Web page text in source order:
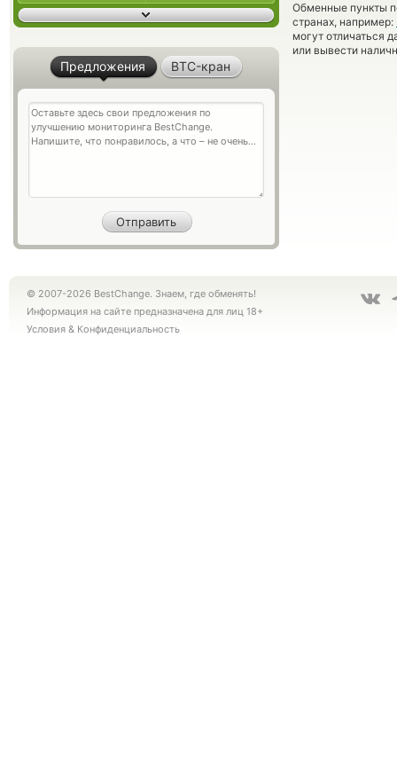
Обменные пункты
странах, например:
могут отличаться
или вывести
Предложения BTC-кран
© 2007-2026 BestChange. Знаем, где обменять!
Информация на сайте предназначена для лиц 18+
Условия & Конфиденциальность